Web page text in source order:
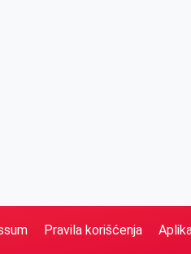
Pravila korišćenja